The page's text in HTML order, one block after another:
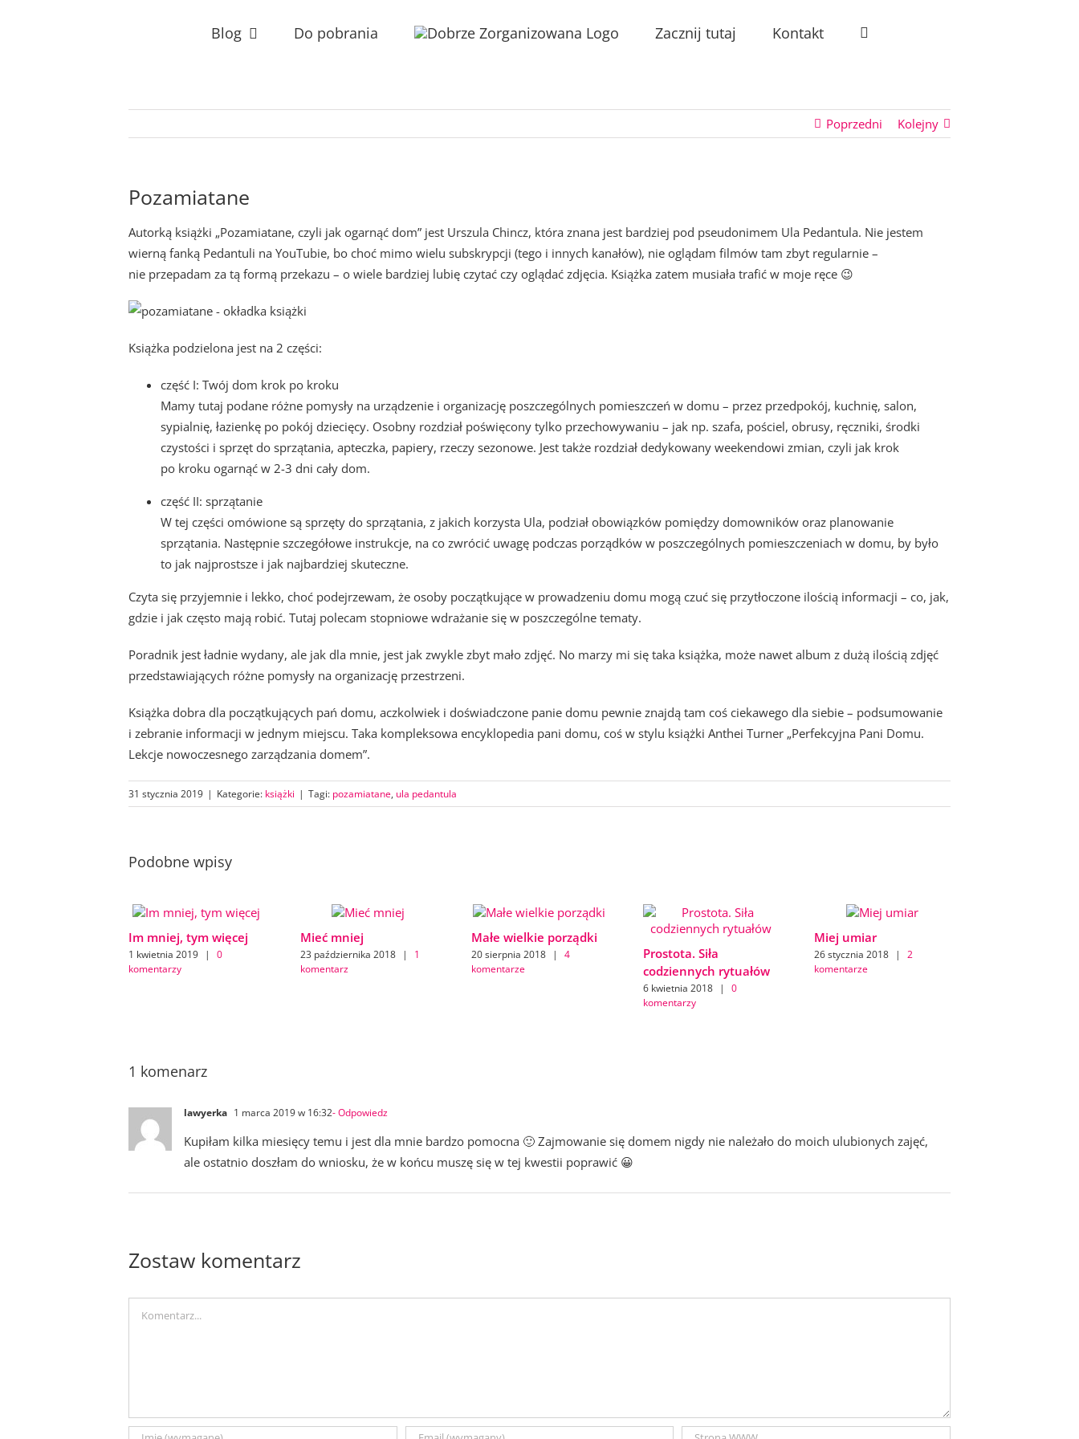
Blog Do pobrania Zacznij tutaj Kontakt
Poprzedni Kolejny
Pozamiatane
Autorką książki „Pozamiatane, czyli jak ogarnąć dom” jest Urszula Chincz, która znana jest bardziej pod pseudonimem Ula Pedantula. Nie jestem
wierną fanką Pedantuli na YouTubie, bo choć mimo wielu subskrypcji (tego i innych kanałów), nie oglądam filmów tam zbyt regularnie –
nie przepadam za tą formą przekazu – o wiele bardziej lubię czytać czy oglądać zdjęcia. Książka zatem musiała trafić w moje ręce 😉
Książka podzielona jest na 2 części:
część I: Twój dom krok po kroku
Mamy tutaj podane różne pomysły na urządzenie i organizację poszczególnych pomieszczeń w domu – przez przedpokój, kuchnię, salon,
sypialnię, łazienkę po pokój dziecięcy. Osobny rozdział poświęcony tylko przechowywaniu – jak np. szafa, pościel, obrusy, ręczniki, środki
czystości i sprzęt do sprzątania, apteczka, papiery, rzeczy sezonowe. Jest także rozdział dedykowany weekendowi zmian, czyli jak krok
po kroku ogarnąć w 2-3 dni cały dom.
część II: sprzątanie
W tej części omówione są sprzęty do sprzątania, z jakich korzysta Ula, podział obowiązków pomiędzy domowników oraz planowanie
sprzątania. Następnie szczegółowe instrukcje, na co zwrócić uwagę podczas porządków w poszczególnych pomieszczeniach w domu, by było
to jak najprostsze i jak najbardziej skuteczne.
Czyta się przyjemnie i lekko, choć podejrzewam, że osoby początkujące w prowadzeniu domu mogą czuć się przytłoczone ilością informacji – co, jak,
gdzie i jak często mają robić. Tutaj polecam stopniowe wdrażanie się w poszczególne tematy.
Poradnik jest ładnie wydany, ale jak dla mnie, jest jak zwykle zbyt mało zdjęć. No marzy mi się taka książka, może nawet album z dużą ilością zdjęć
przedstawiających różne pomysły na organizację przestrzeni.
Książka dobra dla początkujących pań domu, aczkolwiek i doświadczone panie domu pewnie znajdą tam coś ciekawego dla siebie – podsumowanie
i zebranie informacji w jednym miejscu. Taka kompleksowa encyklopedia pani domu, coś w stylu książki Anthei Turner „Perfekcyjna Pani Domu.
Lekcje nowoczesnego zarządzania domem”.
31 stycznia 2019 | Kategorie: książki | Tagi: pozamiatane, ula pedantula
Podobne wpisy
Im mniej, tym więcej
1 kwietnia 2019 |
0
komentarzy
Mieć mniej
23 października 2018 |
1
komentarz
Małe wielkie porządki
20 sierpnia 2018 |
4
komentarze
Prostota. Siła
codziennych rytuałów
6 kwietnia 2018 |
0
komentarzy
Miej umiar
26 stycznia 2018 |
2
komentarze
1 komenarz
lawyerka 1 marca 2019 w 16:32- Odpowiedz
Kupiłam kilka miesięcy temu i jest dla mnie bardzo pomocna 🙂 Zajmowanie się domem nigdy nie należało do moich ulubionych zajęć,
ale ostatnio doszłam do wniosku, że w końcu muszę się w tej kwestii poprawić 😀
Zostaw komentarz